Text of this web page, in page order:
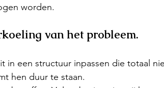
worden.
van het probleem.
in een structuur inpassen die totaal
hen duur te staan.